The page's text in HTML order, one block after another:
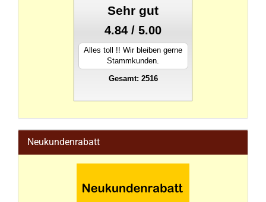
Sehr gut
4.84 / 5.00
Alles toll !! Wir bleiben gerne
Stammkunden.
Gesamt: 2516
Neukundenrabatt